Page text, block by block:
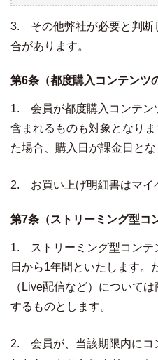
3. その他弊社が必要と判断
合があります。
第6条（都度購入コンテンツ
1. 会員が都度購入コンテン
含まれるものも対象となり
た場合、購入日が課金日とな
2. お買い上げ明細書はマイ
第7条（ストリーミング型コ
1. ストリーミング型コンテ
日から1年間といたします。
（Live配信など）について
するものとします。
2. 会員が、当該期限内にコ